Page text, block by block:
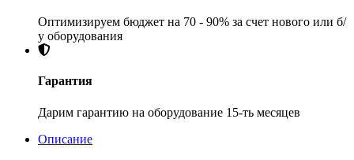
Оптимизируем бюджет на 70 - 90% за счет нового или б/
у оборудования
Гарантия
Дарим гарантию на оборудование 15-ть месяцев
Описание